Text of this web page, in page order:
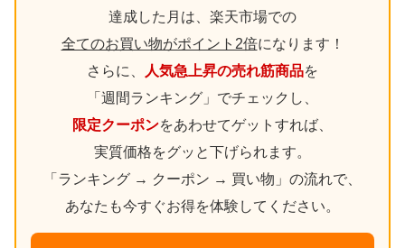
達成した月は、楽天市場での
全てのお買い物がポイント2倍になります！
さらに、
人気急上昇の売れ筋商品を
「週間ランキング」でチェックし、
限定クーポンをあわせてゲットすれば、
実質価格をグッと下げられます。
「ランキング → クーポン → 買い物」の流れで、
あなたも今すぐお得を体験してください。